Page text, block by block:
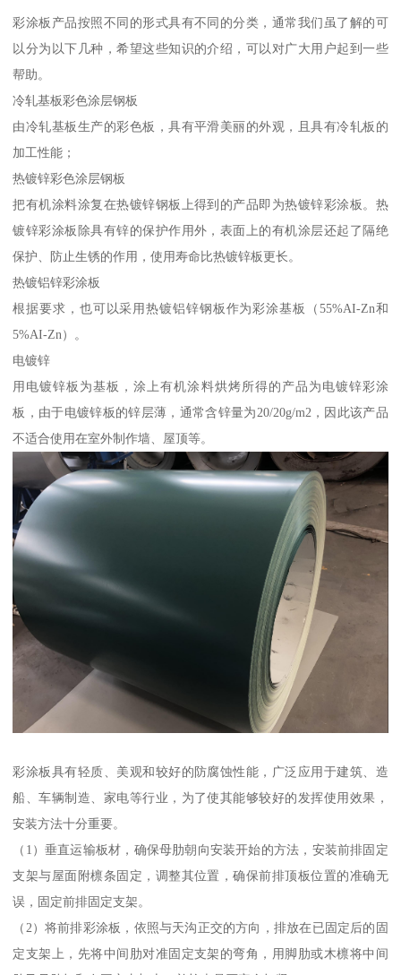
彩涂板产品按照不同的形式具有不同的分类，通常我们虽了解的可
以分为以下几种，希望这些知识的介绍，可以对广大用户起到一些
帮助。
冷轧基板彩色涂层钢板
由冷轧基板生产的彩色板，具有平滑美丽的外观，且具有冷轧板的
加工性能；
热镀锌彩色涂层钢板
把有机涂料涂复在热镀锌钢板上得到的产品即为热镀锌彩涂板。热
镀锌彩涂板除具有锌的保护作用外，表面上的有机涂层还起了隔绝
保护、防止生锈的作用，使用寿命比热镀锌板更长。
热镀铝锌彩涂板
根据要求，也可以采用热镀铝锌钢板作为彩涂基板（55%AI-Zn和
5%AI-Zn）。
电镀锌
用电镀锌板为基板，涂上有机涂料烘烤所得的产品为电镀锌彩涂
板，由于电镀锌板的锌层薄，通常含锌量为20/20g/m2，因此该产品
不适合使用在室外制作墙、屋顶等。
彩涂板具有轻质、美观和较好的防腐蚀性能，广泛应用于建筑、造
船、车辆制造、家电等行业，为了使其能够较好的发挥使用效果，
安装方法十分重要。
（1）垂直运输板材，确保母肋朝向安装开始的方法，安装前排固定
支架与屋面附檩条固定，调整其位置，确保前排顶板位置的准确无
误，固定前排固定支架。
（2）将前排彩涂板，依照与天沟正交的方向，排放在已固定后的固
定支架上，先将中间肋对准固定支架的弯角，用脚肋或木檩将中间